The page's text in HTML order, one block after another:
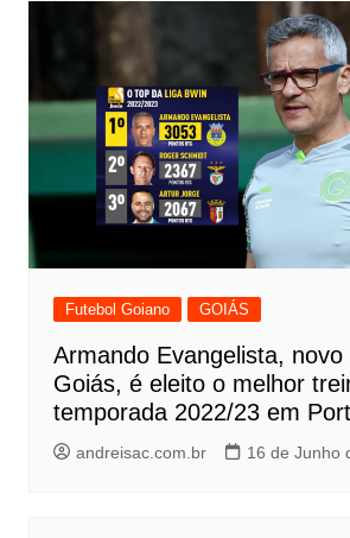
Futebol Goiano GOIÁS
Armando Evangelista,
Goiás, é eleito o melhor
temporada 2022/23 em
andreisac.com.br 16 de Junho